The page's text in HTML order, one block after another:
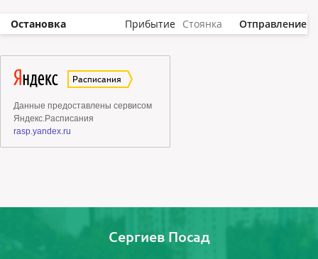
Остановка Прибытие Стоянка Отправление
Сергиев Посад